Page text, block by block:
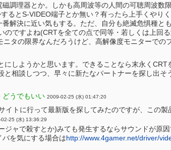
調理器とか。しかも高周波等の人間の可聴周波数
るとS-VIDEO端子とか無い？有ったら上手くやり
解決に近い気もする。ただ、自分も絶滅危惧種と
ですよね(CRTを全ての点で同等・若しくは上回
タの限界なんだろうけど、高解像度モニターでの
しようかと思います。できることなら末永くCRT
相談しつつ、早々に新たなパートナーを探し出そ
どうでもいい 2009-02-25 (水) 01:47:20
トに行って最新版を探してみたのですが、この製
25 (水) 13:36:29
ャで殺すとか)みても発生するならサウンドが原
を気にする場合はhttp://www.4gamer.net/driver/